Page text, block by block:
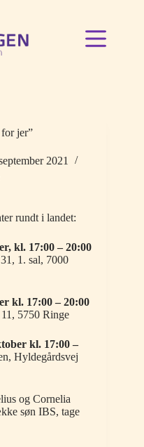
jer”
2021
rundt i landet:
kl. 17:00 – 20:00
1. sal, 7000
kl. 17:00 – 20:00
5750 Ringe
kl. 17:00 –
Hyldegårdsvej
og Cornelia
søn IBS, tage